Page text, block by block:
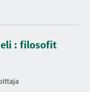
: filosofit